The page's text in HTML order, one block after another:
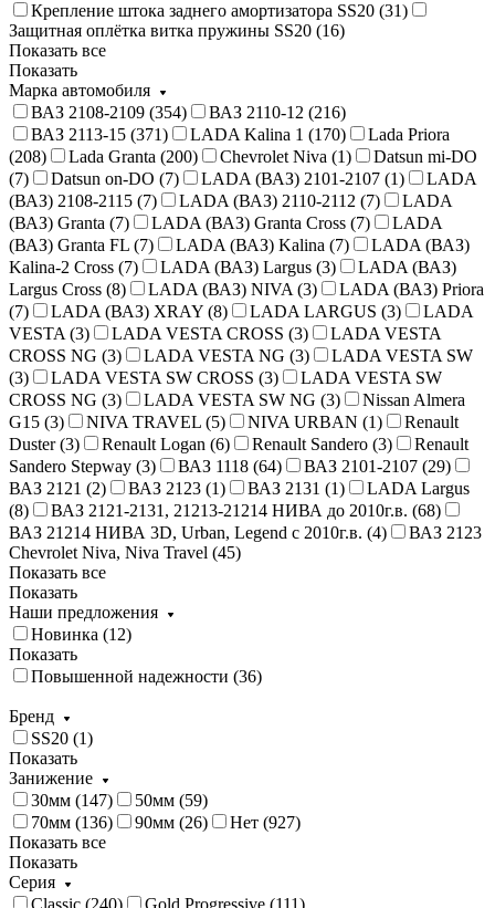
Крепление штока заднего амортизатора SS20 (31)
Защитная оплётка витка пружины SS20 (16)
Показать все
Показать
Марка автомобиля
ВАЗ 2108-2109 (354) ВАЗ 2110-12 (216)
ВАЗ 2113-15 (371) LADA Kalina 1 (170)
Lada Priora
(208) Lada Granta (200) Chevrolet Niva (1)
Datsun mi-DO
(7) Datsun on-DO (7) LADA (ВАЗ) 2101-2107 (1)
LADA
(ВАЗ) 2108-2115 (7) LADA (ВАЗ) 2110-2112 (7)
LADA
(ВАЗ) Granta (7) LADA (ВАЗ) Granta Cross (7)
LADA
(ВАЗ) Granta FL (7) LADA (ВАЗ) Kalina (7)
LADA (ВАЗ)
Kalina-2 Cross (7) LADA (ВАЗ) Largus (3)
LADA (ВАЗ)
Largus Cross (8) LADA (ВАЗ) NIVA (3)
LADA (ВАЗ) Priora
(7) LADA (ВАЗ) XRAY (8) LADA LARGUS (3)
LADA
VESTA (3) LADA VESTA CROSS (3)
LADA VESTA
CROSS NG (3) LADA VESTA NG (3)
LADA VESTA SW
(3) LADA VESTA SW CROSS (3)
LADA VESTA SW
CROSS NG (3) LADA VESTA SW NG (3)
Nissan Almera
G15 (3) NIVA TRAVEL (5) NIVA URBAN (1)
Renault
Duster (3) Renault Logan (6) Renault Sandero (3)
Renault
Sandero Stepway (3) ВАЗ 1118 (64) ВАЗ 2101-2107 (29)
ВАЗ 2121 (2) ВАЗ 2123 (1) ВАЗ 2131 (1)
LADA Largus
(8) ВАЗ 2121-2131, 21213-21214 НИВА до 2010г.в. (68)
ВАЗ 21214 НИВА 3D, Urban, Legend c 2010г.в. (4)
ВАЗ 2123
Chevrolet Niva, Niva Travel (45)
Показать все
Показать
Наши предложения
Новинка (12)
Показать
Повышенной надежности (36)
Бренд
SS20 (1)
Показать
Занижение
30мм (147) 50мм (59)
70мм (136) 90мм (26) Нет (927)
Показать все
Показать
Серия
Classic (240) Gold Progressive (111)